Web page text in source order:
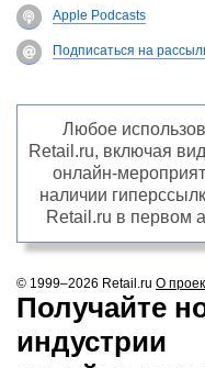
Apple Podcasts
Подписаться на
Любое
Retail.ru, включая
онлайн-
наличии
Retail.ru в первом
© 1999–2026 Retail.ru О
Получайте
индустрии